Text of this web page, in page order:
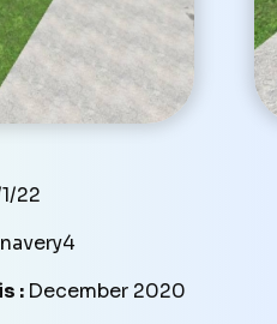
22
: December 2020